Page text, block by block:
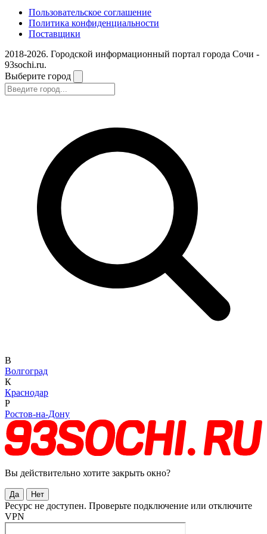
Пользовательское соглашение
Политика конфиденциальности
Поставщики
2018-2026. Городской информационный портал города Сочи -
93sochi.ru.
Выберите город
В
Волгоград
К
Краснодар
Р
Ростов-на-Дону
Вы действительно хотите закрыть окно?
Да Нет
Ресурс не доступен. Проверьте подключение или отключите
VPN